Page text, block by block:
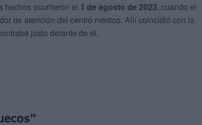
hechos ocurrieron el 1 de agosto de 2023, cuando el
de atención del centro médico. Allí coincidió con la
justo delante de él.